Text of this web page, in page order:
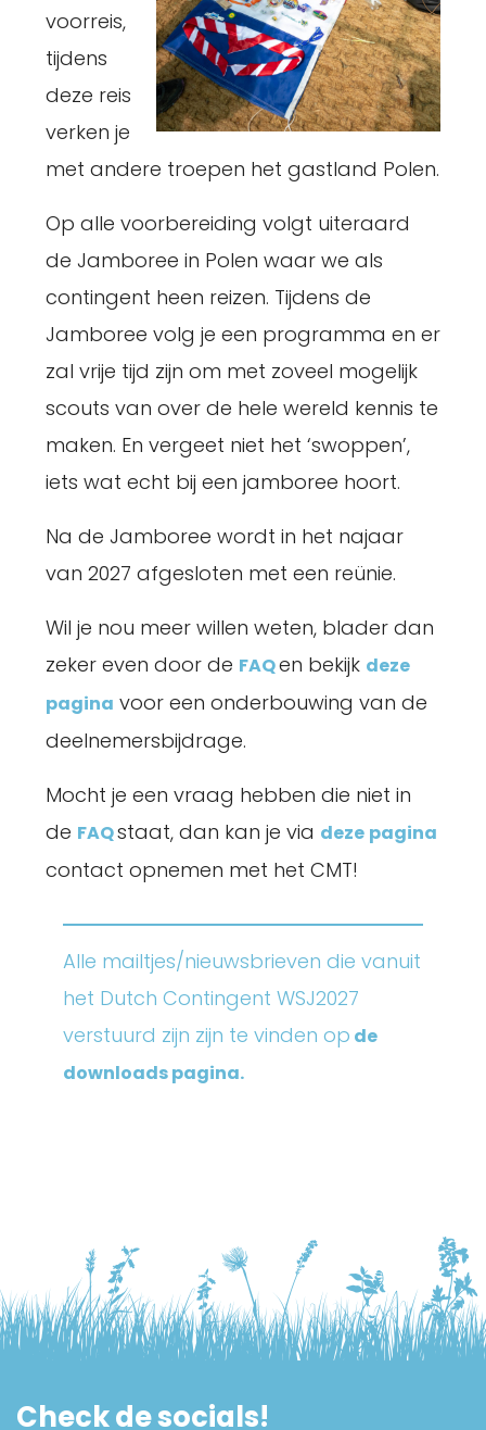
voorreis,
tijdens
deze reis
verken je
met andere troepen het gastland Polen.
Op alle voorbereiding volgt uiteraard
de Jamboree in Polen waar we als
contingent heen reizen. Tijdens de
Jamboree volg je een programma en er
zal vrije tijd zijn om met zoveel mogelijk
scouts van over de hele wereld kennis te
maken. En vergeet niet het ‘swoppen’,
iets wat echt bij een jamboree hoort.
Na de Jamboree wordt in het najaar
van 2027 afgesloten met een reünie.
Wil je nou meer willen weten, blader dan
zeker even door de FAQen bekijk deze
pagina voor een onderbouwing van de
deelnemersbijdrage.
Mocht je een vraag hebben die niet in
de FAQstaat, dan kan je via deze pagina
contact opnemen met het CMT!
Alle mailtjes/nieuwsbrieven die vanuit
het Dutch Contingent WSJ2027
verstuurd zijn zijn te vinden op de
downloads pagina.
Check de socials!